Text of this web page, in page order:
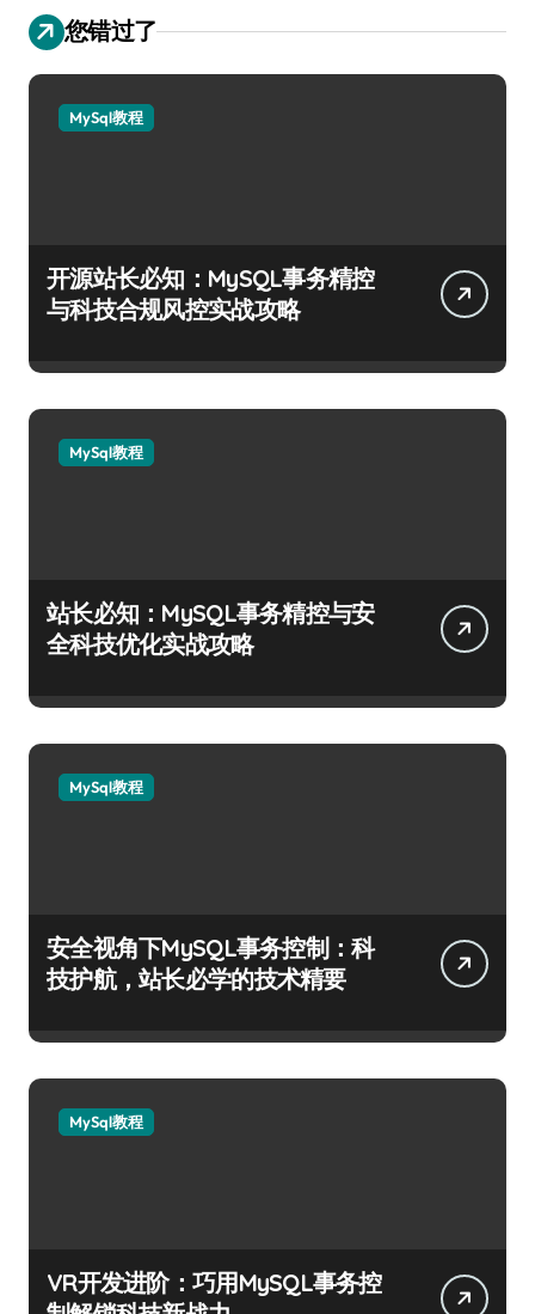
您错过了
MySql教程
开源站长必知：MySQL事务精控
与科技合规风控实战攻略
MySql教程
站长必知：MySQL事务精控与安
全科技优化实战攻略
MySql教程
安全视角下MySQL事务控制：科
技护航，站长必学的技术精要
MySql教程
VR开发进阶：巧用MySQL事务控